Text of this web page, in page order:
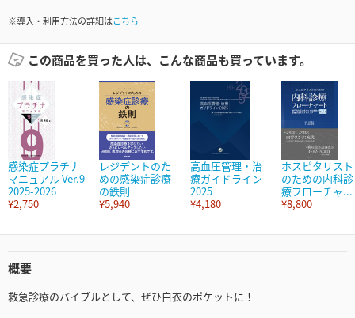
※導入・利用方法の詳細はこちら
この商品を買った人は、こんな商品も買っています。
感染症プラチナ
マニュアル Ver.9
2025-2026
¥2,750
レジデントのた
めの感染症診療
の鉄則
¥5,940
高血圧管理・治
療ガイドライン
2025
¥4,180
ホスピタリスト
のための内科診
療フローチャ...
¥8,800
概要
救急診療のバイブルとして、ぜひ白衣のポケットに！